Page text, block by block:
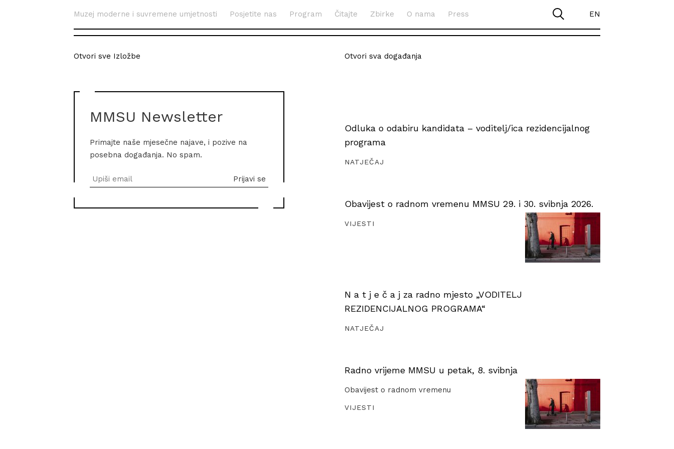
Muzej moderne i suvremene umjetnosti Posjetite nas Program Čitajte Zbirke O nama Press EN
Otvori sve Izložbe
MMSU Newsletter
Primajte naše mjesečne najave, i pozive na
posebna događanja. No spam.
Otvori sva događanja
Odluka o odabiru kandidata – voditelj/ica rezidencijalnog
programa
NATJEČAJ
Obavijest o radnom vremenu MMSU 29. i 30. svibnja 2026.
VIJESTI
N a t j e č a j za radno mjesto „VODITELJ
REZIDENCIJALNOG PROGRAMA“
NATJEČAJ
Radno vrijeme MMSU u petak, 8. svibnja
Obavijest o radnom vremenu
VIJESTI